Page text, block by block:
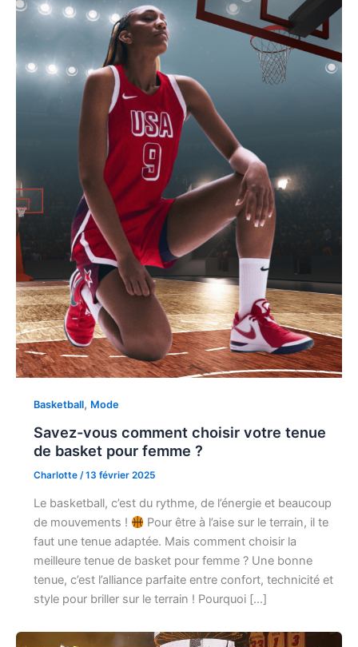
Basketball, Mode
Savez-vous comment choisir votre tenue
de basket pour femme ?
Charlotte /13 février 2025
Le basketball, c’est du rythme, de l’énergie et beaucoup
de mouvements !
Pour être à l’aise sur le terrain, il te
faut une tenue adaptée. Mais comment choisir la
meilleure tenue de basket pour femme ? Une bonne
tenue, c’est l’alliance parfaite entre confort, technicité et
style pour briller sur le terrain ! Pourquoi […]